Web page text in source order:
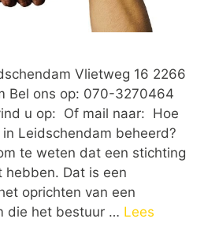
Vlietweg 16 2266
Bel ons op: 070-3270464
u op: Of mail naar: Hoe
Leidschendam beheerd?
te weten dat een stichting
hebben. Dat is een
oprichten van een
die het bestuur … Lees